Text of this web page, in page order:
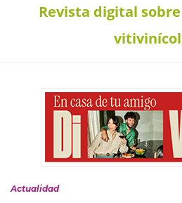
Revista digital
Actualidad